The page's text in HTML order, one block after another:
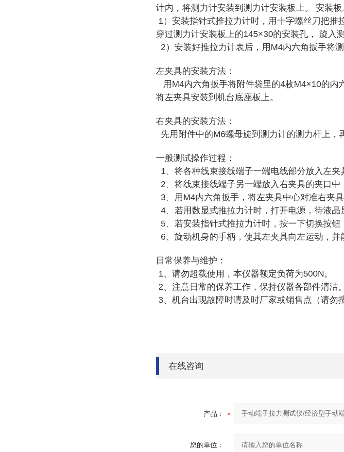
计内，将测力计安装到测力计安装板上。 安装
1）安装指针式推拉力计时，用十字螺丝刀把
穿过测力计安装板上的145×30的安装孔， 旋入
2）安装好推拉力计表后，用M4内六角扳手将
左夹具的安装方法：
用M4内六角扳手将附件袋里的4枚M4×10的内
将左夹具安装到机台底座板上。
右夹具的安装方法：
先用附件中的M6螺母旋到测力计的测力杆上，
一般测试操作过程：
1、将各种线束接线端子一端电线部分放入左
2、将线束接线端子另一端放入右夹具的夹口
3、用M4内六角扳手，将左夹具中心对准右夹
4、若用数显式推拉力计时，打开电源，待液晶
5、若安装指针式推拉力计时，按一下切换按钮
6、旋动机身的手柄，使其左夹具向左运动，并
日常保养与维护：
1、请勿超载使用，本仪器额定负荷为500N。
2、注意日常的保养工作，保持仪器各部件清洁。
3、机台出现故障时请及时厂家或销售点（请勿
在线咨询
产品：
您的单位：